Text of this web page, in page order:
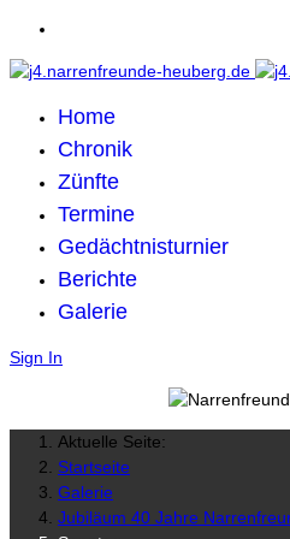
Home
Chronik
Zünfte
Termine
Gedächtnisturnier
Berichte
Galerie
Sign In
Aktuelle Seite:
Startseite
Galerie
Jubiläum 40 Jahre